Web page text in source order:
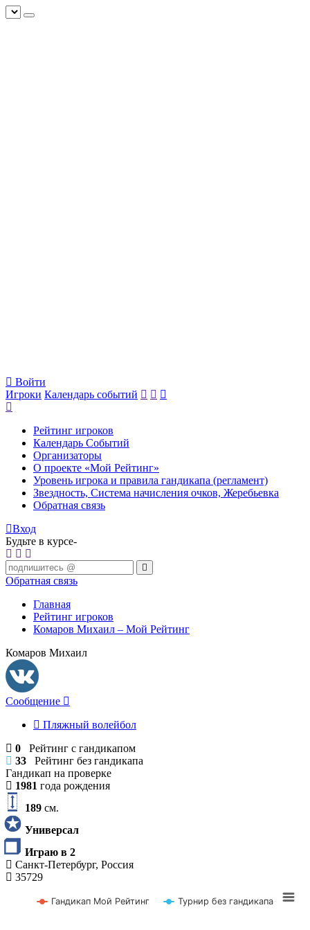
Войти
Игроки Календарь событий
Рейтинг игроков
Календарь Событий
Организаторы
О проекте «Мой Рейтинг»
Уровень игрока и правила гандикапа (регламент)
Звездность, Система начисления очков, Жеребьевка
Обратная связь
Вход
Будьте в курсе-
Обратная связь
Главная
Рейтинг игроков
Комаров Михаил – Мой Рейтинг
Комаров Михаил
Сообщение
Пляжный волейбол
0 Рейтинг с гандикапом
33 Рейтинг без гандикапа
Гандикап на проверке
1981 года рождения
189 см.
Универсал
Играю в 2
Санкт-Петербург, Россия
35729
Гандикап Мой Рейтинг Турнир без гандикапа